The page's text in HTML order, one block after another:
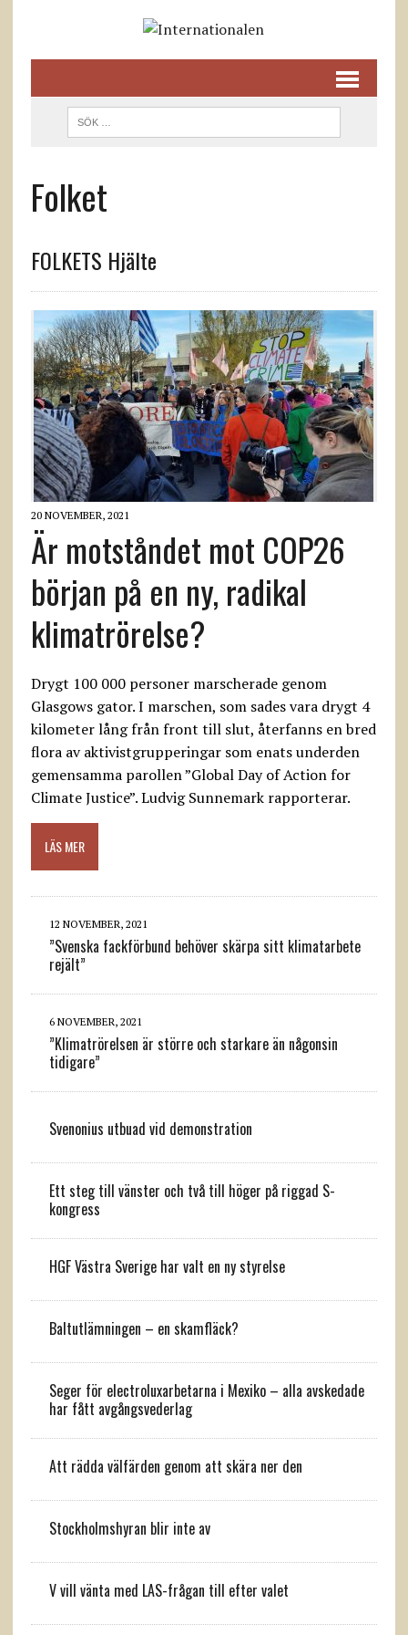
Folket
FOLKETS Hjälte
20 NOVEMBER, 2021
Är motståndet mot COP26
början på en ny, radikal
klimatrörelse?
Drygt 100 000 personer marscherade genom
Glasgows gator. I marschen, som sades vara drygt 4
kilometer lång från front till slut, återfanns en bred
flora av aktivistgrupperingar som enats underden
gemensamma parollen ”Global Day of Action for
Climate Justice”. Ludvig Sunnemark rapporterar.
LÄS MER
12 NOVEMBER, 2021
”Svenska fackförbund behöver skärpa sitt klimatarbete
rejält”
6 NOVEMBER, 2021
”Klimatrörelsen är större och starkare än någonsin
tidigare”
Svenonius utbuad vid demonstration
Ett steg till vänster och två till höger på riggad S-
kongress
HGF Västra Sverige har valt en ny styrelse
Baltutlämningen – en skamfläck?
Seger för electroluxarbetarna i Mexiko – alla avskedade
har fått avgångsvederlag
Att rädda välfärden genom att skära ner den
Stockholmshyran blir inte av
V vill vänta med LAS-frågan till efter valet